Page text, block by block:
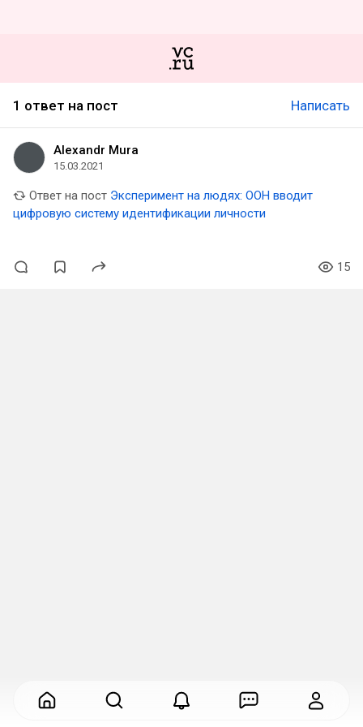
1 ответ на пост Написать
Alexandr Mura
15.03.2021
Ответ на пост Эксперимент на людях: ООН вводит
цифровую систему идентификации личности
15